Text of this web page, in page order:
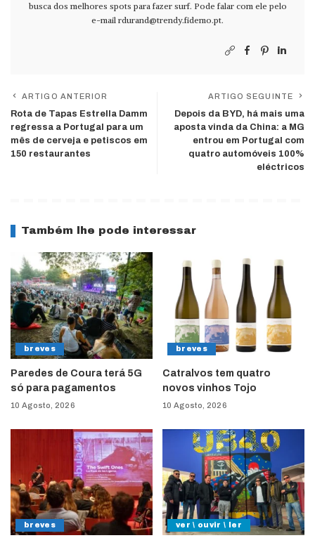
busca dos melhores spots para fazer surf. Pode falar com ele pelo
e-mail rdurand@trendy.fidemo.pt.
ARTIGO ANTERIOR
Rota de Tapas Estrella Damm
regressa a Portugal para um
mês de cerveja e petiscos em
150 restaurantes
ARTIGO SEGUINTE
Depois da BYD, há mais uma
aposta vinda da China: a MG
entrou em Portugal com
quatro automóveis 100%
eléctricos
Também lhe pode interessar
breves
Paredes de Coura terá 5G
só para pagamentos
10 Agosto, 2026
breves
Catralvos tem quatro
novos vinhos Tojo
10 Agosto, 2026
breves ver \ ouvir \ ler